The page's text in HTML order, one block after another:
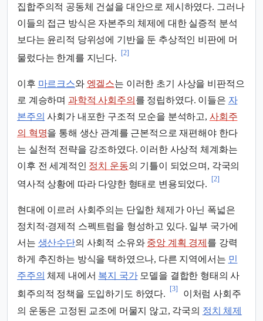
집합주의적 공동체 건설을 대안으로 제시하였다. 그러나
이들의 접근 방식은 자본주의 체제에 대한 실증적 분석
보다는 윤리적 당위성에 기반을 둔 추상적인 비판에 머
물렀다는 한계를 지닌다.
[2]
이후 마르크스와 엥겔스는 이러한 초기 사상을 비판적으
로 계승하며 과학적 사회주의 를 정립하였다. 이들은 자
본주의 사회가 내포한 구조적 모순을 분석하고, 사회주
의 혁명을 통해 생산 관계를 근본적으로 재편해야 한다
는 실천적 전략을 강조하였다. 이러한 사상적 체계화는
이후 전 세계적인 정치 운동의 기틀이 되었으며, 각국의
역사적 상황에 따라 다양한 형태로 변용되었다.
[2]
현대에 이르러 사회주의는 단일한 체제가 아닌 폭넓은
정치적·경제적 스펙트럼을 형성하고 있다. 일부 국가에
서는 생산수단의 사회적 소유와 중앙 계획 경제 를 강력
하게 추진하는 방식을 택하였으나, 다른 지역에서는 민
주주의 체제 내에서 복지 국가모델을 결합한 형태의 사
회주의적 정책을 도입하기도 하였다.
[3]
이처럼 사회주
의 운동은 고정된 교조에 머물지 않고, 각국의 정치 체제